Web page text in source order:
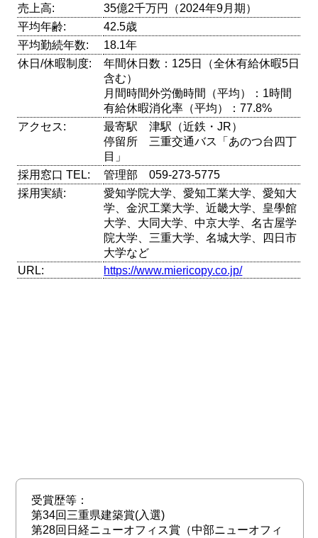
売上高:
35億2千万円（2024年9月期）
平均年齢:
42.5歳
平均勤続年数:
18.1年
休日/休暇制度:
年間休日数：125日（全休有給休暇5日
含む）
月間時間外労働時間（平均）：1時間
有給休暇消化率（平均）：77.8%
アクセス:
最寄駅 津駅（近鉄・JR）
停留所 三重交通バス「あのつ台四丁
目」
採用窓口 TEL:
管理部 059-273-5775
採用実績:
愛知学院大学、愛知工業大学、愛知大
学、金沢工業大学、近畿大学、皇學館
大学、大同大学、中京大学、名古屋学
院大学、三重大学、名城大学、四日市
大学など
URL:
https://www.miericopy.co.jp/
受賞歴等：
第34回三重県建築賞(入選)
第28回日経ニューオフィス賞（中部ニューオフィ